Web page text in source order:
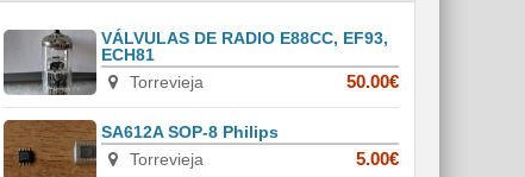
VÁLVULAS DE RADIO E88CC, EF93,
ECH81
Torrevieja
50.00€
SA612A SOP-8 Philips
Torrevieja
5.00€